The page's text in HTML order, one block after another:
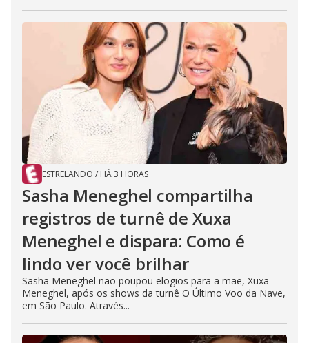
ESTRELANDO / HÁ 3 HORAS
Sasha Meneghel compartilha
registros de turnê de Xuxa
Meneghel e dispara: Como é
lindo ver você brilhar
Sasha Meneghel não poupou elogios para a mãe, Xuxa
Meneghel, após os shows da turnê O Último Voo da Nave,
em São Paulo. Através...